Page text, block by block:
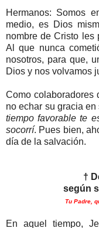
Hermanos: Somos
medio, es Dios
nombre de Cristo les
Al que nunca
nosotros, para que,
Dios y nos volvamos
Como colaboradores
no echar su gracia
tiempo favorable te
socorrí. Pues bien,
día de la salvación.
†
según
Tu Padre,
En aquel tiempo,